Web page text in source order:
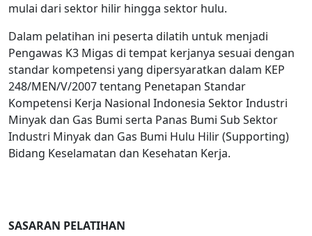
mulai dari sektor hilir hingga sektor hulu.
Dalam pelatihan ini peserta dilatih untuk menjadi
Pengawas K3 Migas di tempat kerjanya sesuai dengan
standar kompetensi yang dipersyaratkan dalam KEP
248/MEN/V/2007 tentang Penetapan Standar
Kompetensi Kerja Nasional Indonesia Sektor Industri
Minyak dan Gas Bumi serta Panas Bumi Sub Sektor
Industri Minyak dan Gas Bumi Hulu Hilir (Supporting)
Bidang Keselamatan dan Kesehatan Kerja.
SASARAN PELATIHAN